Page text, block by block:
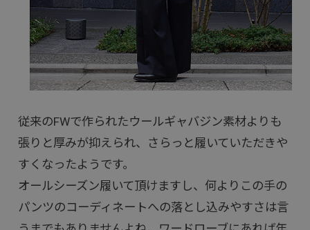
従来のFWで作られたウールギャバジン素材よりも
張りと厚みが抑えられ、さらっと履いていただきや
すくなったようです。
オールシーズン履いて頂けますし、何よりこの手の
パンツのコーディネートへの落とし込みやすさは言